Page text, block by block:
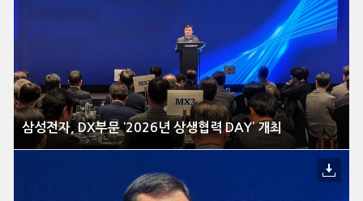
삼성전자, DX부문 ‘2026년 상생협력 DAY’ 개최